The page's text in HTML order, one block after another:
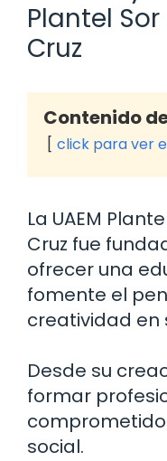
Plantel
Cruz
Contenido
click para ver
La UAEM
Cruz fue
ofrecer una
fomente el
creatividad en
Desde su
formar
social.